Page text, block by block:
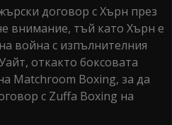
договор с Хърн през
внимание, тъй като Хърн е
война с изпълнителния
откакто боксовата
Matchroom Boxing, за да
с Zuffa Boxing на